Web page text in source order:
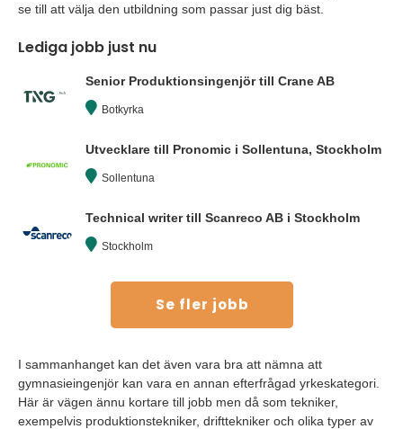
se till att välja den utbildning som passar just dig bäst.
Lediga jobb just nu
Senior Produktionsingenjör till Crane AB
Botkyrka
Utvecklare till Pronomic i Sollentuna, Stockholm
Sollentuna
Technical writer till Scanreco AB i Stockholm
Stockholm
Se fler jobb
I sammanhanget kan det även vara bra att nämna att
gymnasieingenjör kan vara en annan efterfrågad yrkeskategori.
Här är vägen ännu kortare till jobb men då som tekniker,
exempelvis produktionstekniker, drifttekniker och olika typer av